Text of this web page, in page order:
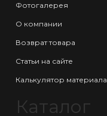
Фотогалерея
О компании
Возврат товара
Статьи на сайте
Калькулятор материала
Каталог